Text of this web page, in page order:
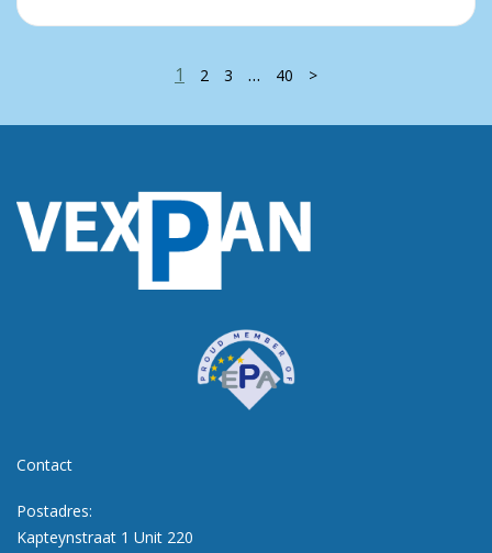
1 2 3 … 40 >
Contact
Postadres:
Kapteynstraat 1 Unit 220